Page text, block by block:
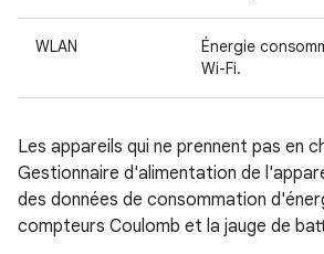
WLAN
Énergie
Wi-Fi.
Les appareils qui ne prennent pas en
Gestionnaire d'alimentation de
des données de consommation
compteurs Coulomb et la jauge de